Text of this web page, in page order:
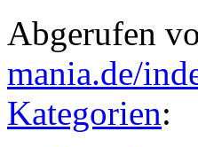
Abgerufen
mania.de/
Kategorien: